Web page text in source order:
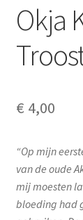
Okja
€ 4,00
“Op mijn
van de oude
mij moesten
bloeding had